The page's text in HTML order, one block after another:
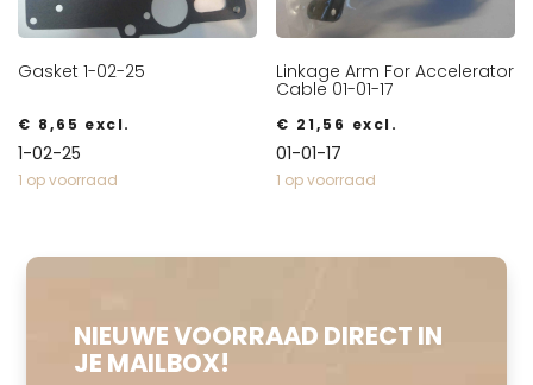
Gasket 1-02-25
€ 8,65 excl.
1-02-25
1 op voorraad
Linkage Arm For Accelerator
Cable 01-01-17
€ 21,56 excl.
01-01-17
1 op voorraad
NIEUWE VOORRAAD DIRECT IN
JE MAILBOX!